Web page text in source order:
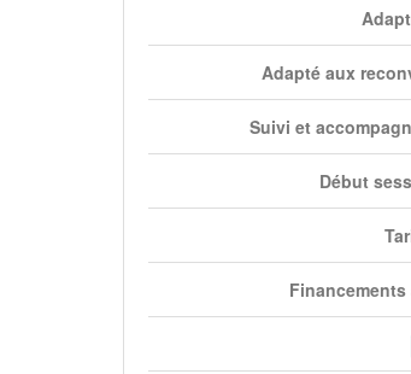
Adapté aux
Suivi et
Début